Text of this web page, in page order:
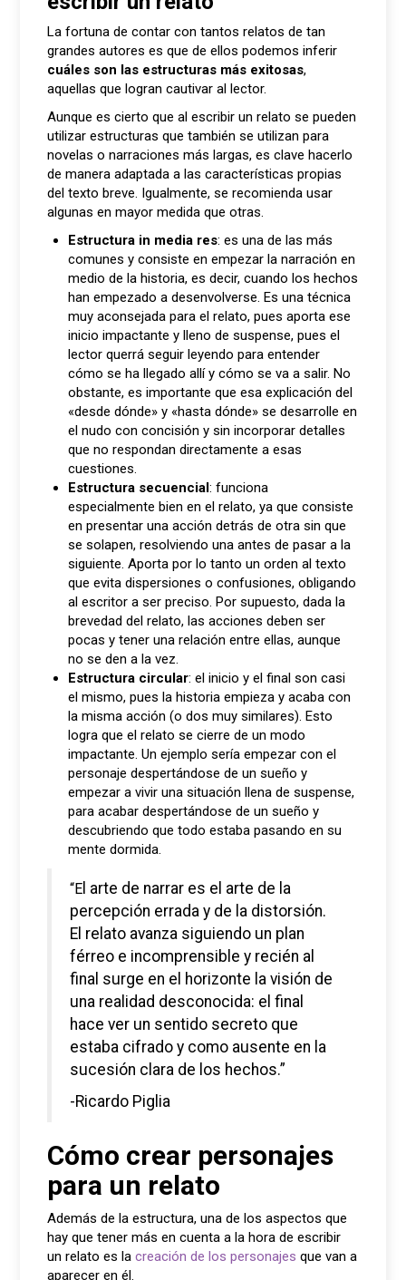
La fortuna de contar con tantos relatos de tan
grandes autores es que de ellos podemos inferir
cuáles son las estructuras más exitosas,
aquellas que logran cautivar al lector.
Aunque es cierto que al escribir un relato se pueden
utilizar estructuras que también se utilizan para
novelas o narraciones más largas, es clave hacerlo
de manera adaptada a las características propias
del texto breve. Igualmente, se recomienda usar
algunas en mayor medida que otras.
Estructura in media res: es una de las más
comunes y consiste en empezar la narración en
medio de la historia, es decir, cuando los hechos
han empezado a desenvolverse. Es una técnica
muy aconsejada para el relato, pues aporta ese
inicio impactante y lleno de suspense, pues el
lector querrá seguir leyendo para entender
cómo se ha llegado allí y cómo se va a salir. No
obstante, es importante que esa explicación del
«desde dónde» y «hasta dónde» se desarrolle en
el nudo con concisión y sin incorporar detalles
que no respondan directamente a esas
cuestiones.
Estructura secuencial: funciona
especialmente bien en el relato, ya que consiste
en presentar una acción detrás de otra sin que
se solapen, resolviendo una antes de pasar a la
siguiente. Aporta por lo tanto un orden al texto
que evita dispersiones o confusiones, obligando
al escritor a ser preciso. Por supuesto, dada la
brevedad del relato, las acciones deben ser
pocas y tener una relación entre ellas, aunque
no se den a la vez.
Estructura circular: el inicio y el final son casi
el mismo, pues la historia empieza y acaba con
la misma acción (o dos muy similares). Esto
logra que el relato se cierre de un modo
impactante. Un ejemplo sería empezar con el
personaje despertándose de un sueño y
empezar a vivir una situación llena de suspense,
para acabar despertándose de un sueño y
descubriendo que todo estaba pasando en su
mente dormida.
“El arte de narrar es el arte de la
percepción errada y de la distorsión.
El relato avanza siguiendo un plan
férreo e incomprensible y recién al
final surge en el horizonte la visión de
una realidad desconocida: el final
hace ver un sentido secreto que
estaba cifrado y como ausente en la
sucesión clara de los hechos.”
-Ricardo Piglia
Cómo crear personajes
para un relato
Además de la estructura, una de los aspectos que
hay que tener más en cuenta a la hora de escribir
un relato es lacreación de los personajes que van a
aparecer en él.